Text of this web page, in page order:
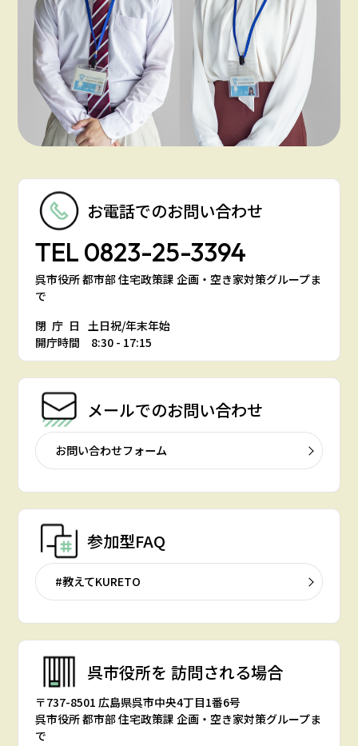
お電話でのお問い合わせ
TEL 0823-25-3394
呉市役所 都市部 住宅政策課 企画・空き家対策グループま
で
閉庁日
土日祝/年末年始
開庁時間 8:30 - 17:15
メールでのお問い合わせ
お問い合わせフォーム
参加型FAQ
#教えてKURETO
呉市役所を 訪問される場合
〒737-8501 広島県呉市中央4丁目1番6号
呉市役所 都市部 住宅政策課 企画・空き家対策グループま
で